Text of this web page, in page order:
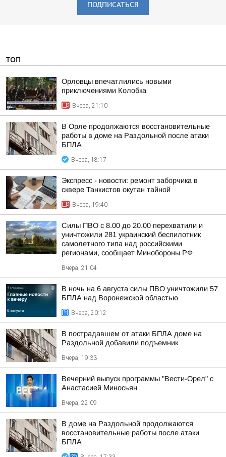
ПОДПИСАТЬСЯ
ТОП
Орловцы впечатлились новыми
приключениями Колобка
Вчера, 21:10
В Орле продолжаются восстановительные
работы в доме на Раздольной после атаки
БПЛА
Вчера, 18:17
Экспресс - новости: ремонт заборчика в
сквере Танкистов окутан тайной
Вчера, 19:40
Силы ПВО с 8.00 до 20.00 перехватили и
уничтожили 281 украинский беспилотник
самолетного типа над российскими
регионами, сообщает Минобороны РФ
Вчера, 21:04
В ночь на 6 августа силы ПВО уничтожили 57
БПЛА над Воронежской областью
Вчера, 20:12
В пострадавшем от атаки БПЛА доме на
Раздольной добавили подъемник
Вчера, 19:33
Вечерний выпуск программы "Вести-Орел" с
Анастасией Миносьян
Вчера, 22:09
В доме на Раздольной продолжаются
восстановительные работы после атаки
БПЛА